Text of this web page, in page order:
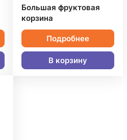
Большая фруктовая
корзина
Подробнее
В корзину